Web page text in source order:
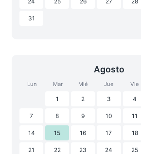
31
Agosto
Lun Mar Mié Jue Vie
1 2 3 4
7 8 9 10 11
14 15 16 17 18
21 22 23 24 25